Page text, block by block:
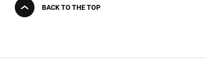
BACK TO THE TOP